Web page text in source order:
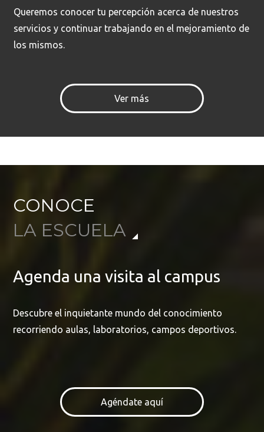
Queremos conocer tu percepción acerca de nuestros
servicios y continuar trabajando en el mejoramiento de
los mismos.
Ver más
CONOCE
LA ESCUELA
Agenda una visita al campus
Descubre el inquietante mundo del conocimiento
recorriendo aulas, laboratorios, campos deportivos.
Agéndate aquí